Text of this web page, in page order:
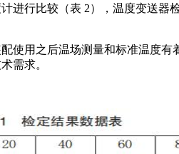
行比较（表 2），温度变送
用之后温场测量和标准温度有
需求。